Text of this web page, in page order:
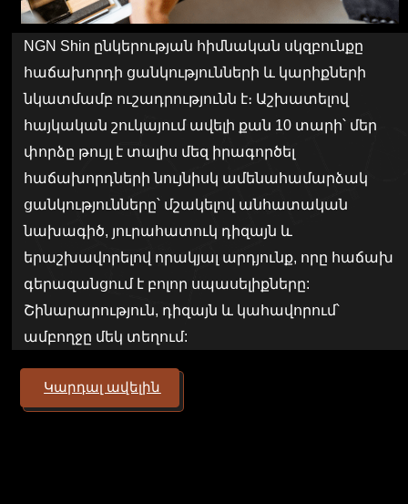
NGN Shin ընկերության հիմնական սկզբունքը
հաճախորդի ցանկությունների և կարիքների
նկատմամբ ուշադրությունն է։ Աշխատելով
հայկական շուկայում ավելի քան 10 տարի՝ մեր
փորձը թույլ է տալիս մեզ իրագործել
հաճախորդների նույնիսկ ամենահամարձակ
ցանկությունները՝ մշակելով անհատական
նախագիծ, յուրահատուկ դիզայն և
երաշխավորելով որակյալ արդյունք, որը հաճախ
գերազանցում է բոլոր սպասելիքները:
Շինարարություն, դիզայն և կահավորում՝
ամբողջը մեկ տեղում:
Կարդալ ավելին